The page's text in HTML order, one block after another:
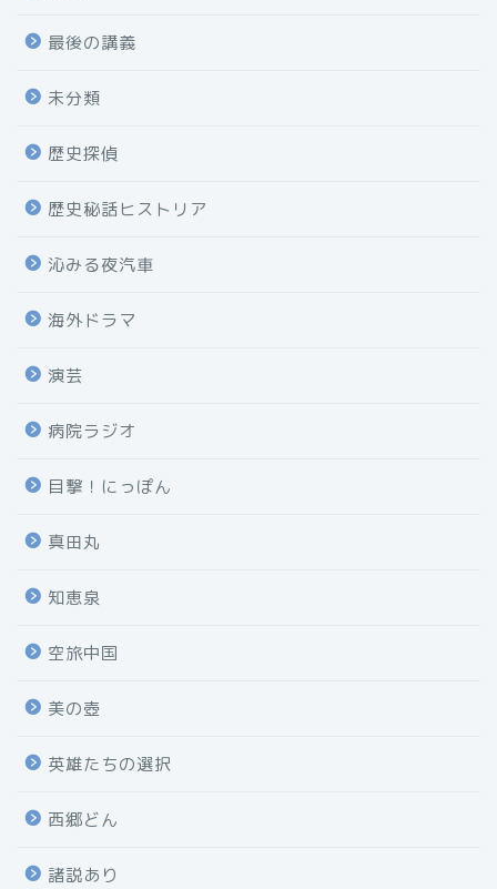
最後の講義
未分類
歴史探偵
歴史秘話ヒストリア
沁みる夜汽車
海外ドラマ
演芸
病院ラジオ
目撃！にっぽん
真田丸
知恵泉
空旅中国
美の壺
英雄たちの選択
西郷どん
諸説あり